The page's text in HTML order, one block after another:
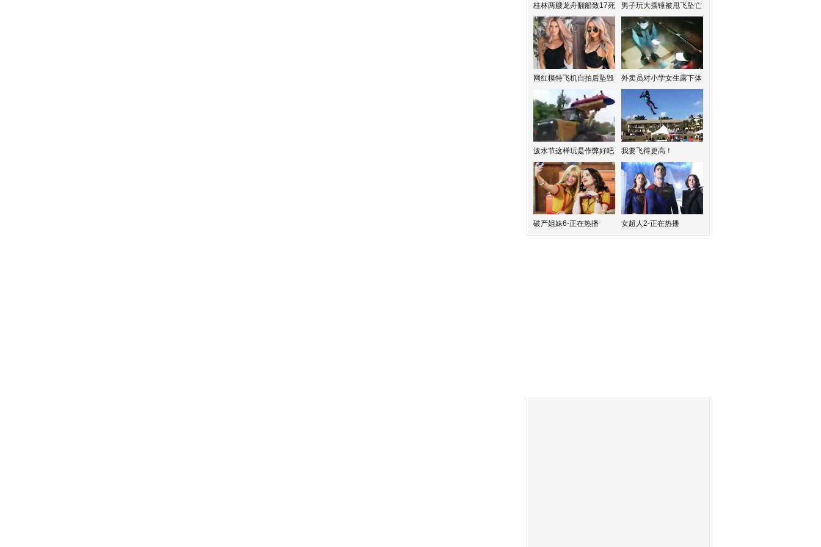
桂林两艘龙舟翻船致17死 男子玩大摆锤被甩飞坠亡
网红模特飞机自拍后坠毁 外卖员对小学女生露下体
泼水节这样玩是作弊好吧 我要飞得更高！
破产姐妹6-正在热播 女超人2-正在热播